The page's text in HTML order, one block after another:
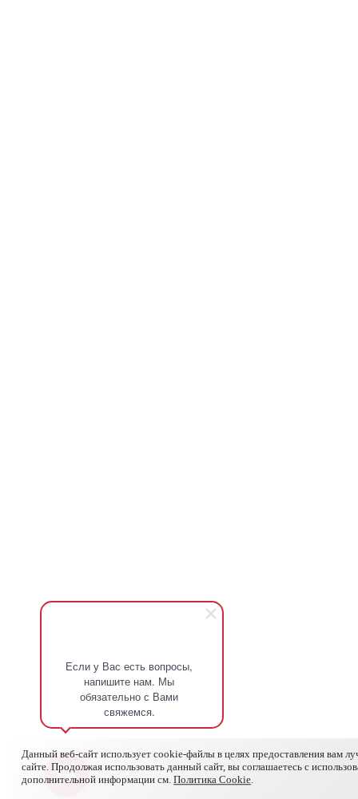
Если у Вас есть вопросы,
напишите нам. Мы
обязательно с Вами
свяжемся.
Данный веб-сайт использует cookie-файлы в целях предоставления вам
сайте. Продолжая использовать данный сайт, вы соглашаетесь с
дополнительной информации см.Политика Cookie.